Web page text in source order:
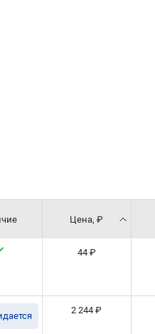
Цена, ₽
44 ₽
2 244 ₽